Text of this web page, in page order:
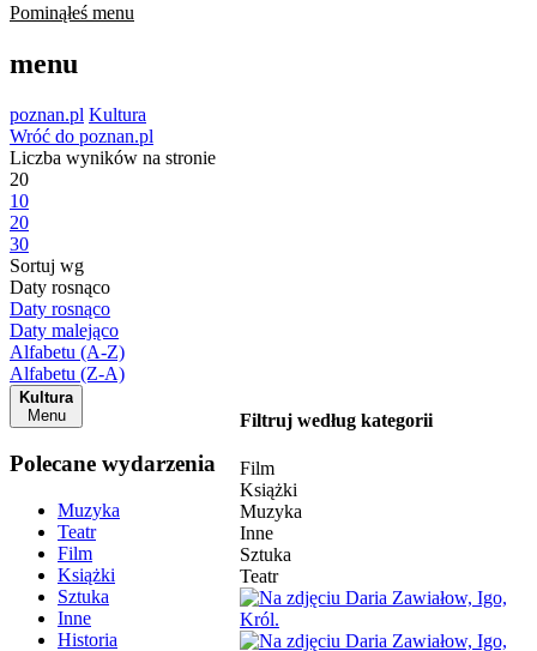
Pominąłeś menu
menu
poznan.pl Kultura
Wróć do poznan.pl
Liczba wyników na stronie
20
10
20
30
Sortuj wg
Daty rosnąco
Daty rosnąco
Daty malejąco
Alfabetu (A-Z)
Alfabetu (Z-A)
Kultura
Menu
Polecane wydarzenia
Muzyka
Teatr
Film
Książki
Sztuka
Inne
Historia
Filtruj według kategorii
Film
Książki
Muzyka
Inne
Sztuka
Teatr